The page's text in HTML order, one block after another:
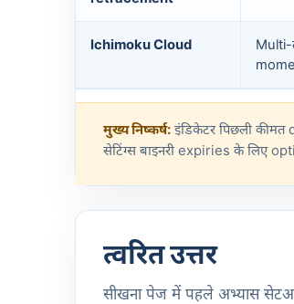
Ichimoku Cloud
Multi-
मुख्य निष्कर्ष: इंडिकेटर पिछली
सेटिंग्स बाइनरी expiries के लिए
त्वरित उत्तर
सीखना पेज में पहले अभ्यास